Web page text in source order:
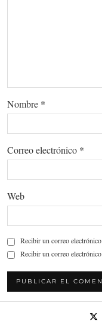
Nombre *
Correo electrónico *
Web
Recibir un correo
Recibir un correo